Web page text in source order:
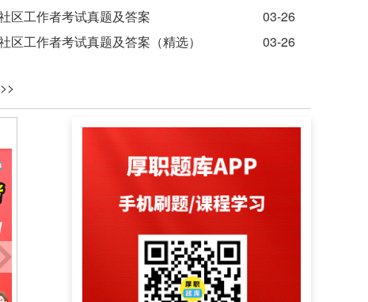
区工作者考试真题及答案
03-26
区工作者考试真题及答案（精选）
03-26